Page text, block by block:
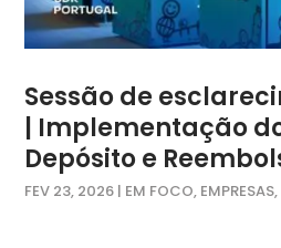
Sessão de
| Implementação
Depósito e
FEV 23, 2026 | EM FOCO, EMPRESAS,